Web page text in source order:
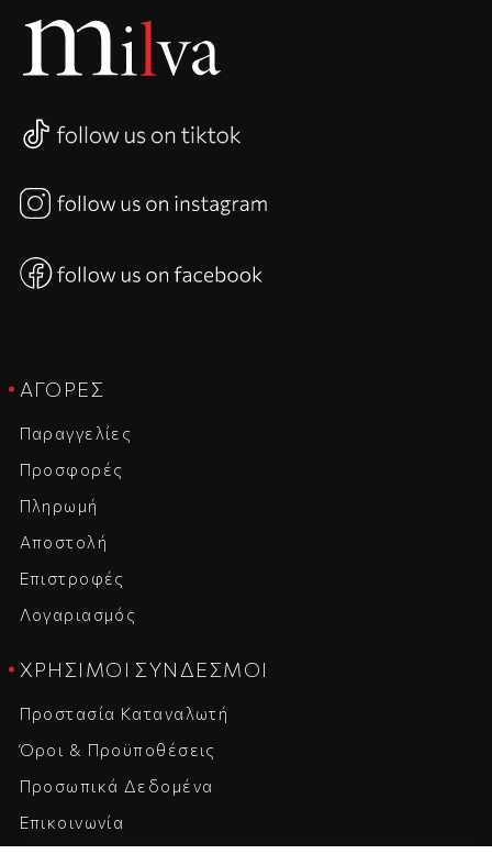
ΑΓΟΡΈΣ
Παραγγελίες
Προσφορές
Πληρωμή
Αποστολή
Επιστροφές
Λογαριασμός
ΧΡΉΣΙΜΟΙ ΣΎΝΔΕΣΜΟΙ
Προστασία Καταναλωτή
Όροι & Προϋποθέσεις
Προσωπικά Δεδομένα
Επικοινωνία